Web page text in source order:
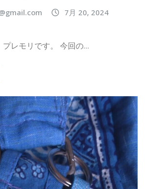
7月 20, 2024
レモリです。 今回の…